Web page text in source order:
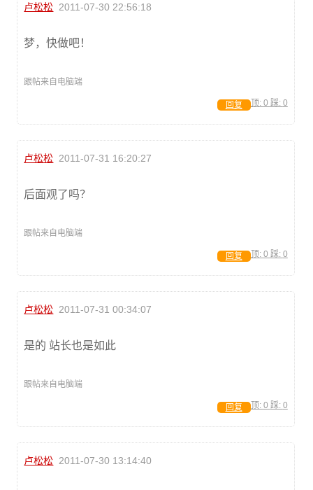
卢松松 2011-07-30 22:56:18
梦，快做吧！
跟帖来自电脑端
顶: 0 踩: 0
回复
卢松松 2011-07-31 16:20:27
后面观了吗？
跟帖来自电脑端
顶: 0 踩: 0
回复
卢松松 2011-07-31 00:34:07
是的 站长也是如此
跟帖来自电脑端
顶: 0 踩: 0
回复
卢松松 2011-07-30 13:14:40